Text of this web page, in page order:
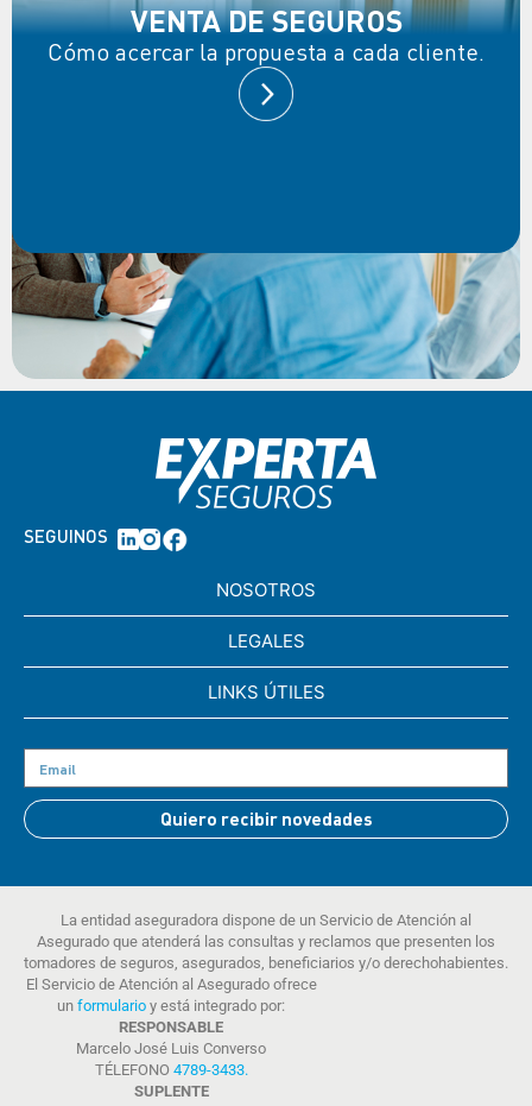
VENTA DE SEGUROS
Cómo acercar la propuesta a cada cliente.
SEGUINOS
NOSOTROS
LEGALES
LINKS ÚTILES
Quiero recibir novedades
La entidad aseguradora dispone de un Servicio de Atención al
Asegurado que atenderá las consultas y reclamos que presenten los
tomadores de seguros, asegurados, beneficiarios y/o derechohabientes.
El Servicio de Atención al Asegurado ofrece
un formulario y está integrado por:
RESPONSABLE
Marcelo José Luis Converso
TÉLEFONO 4789-3433.
SUPLENTE